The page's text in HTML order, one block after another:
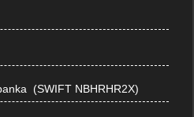
(SWIFT NBHRHR2X)